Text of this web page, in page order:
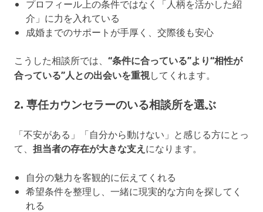
プロフィール上の条件ではなく「人柄を活かした紹
介」に力を入れている
成婚までのサポートが手厚く、交際後も安心
こうした相談所では、 “条件に合っている”より“相性が
合っている”人との出会いを重視してくれます。
2. 専任カウンセラーのいる相談所を選ぶ
「不安がある」「自分から動けない」と感じる方にとっ
て、 担当者の存在が大きな支え になります。
自分の魅力を客観的に伝えてくれる
希望条件を整理し、一緒に現実的な方向を探してく
れる